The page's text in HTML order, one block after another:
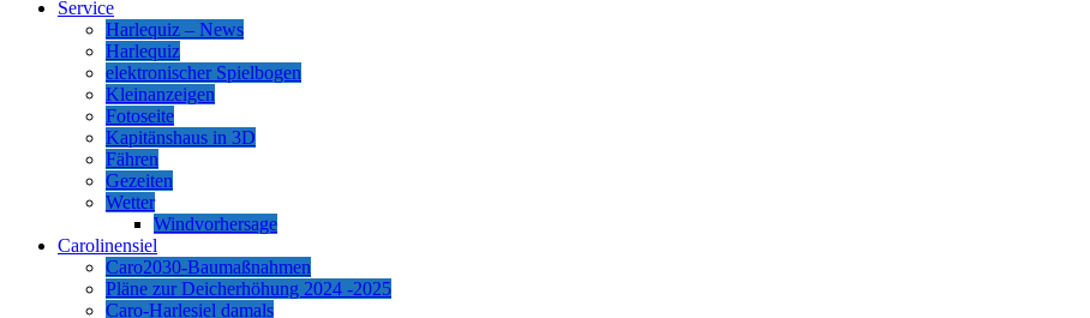
Service
Harlequiz – News
Harlequiz
elektronischer Spielbogen
Kleinanzeigen
Fotoseite
Kapitänshaus in 3D
Fähren
Gezeiten
Wetter
Windvorhersage
Carolinensiel
Caro2030-Baumaßnahmen
Pläne zur Deicherhöhung 2024 -2025
Caro-Harlesiel damals